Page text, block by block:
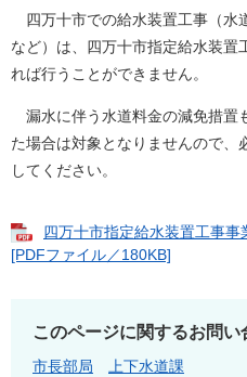
四万十市での給水装置工事（水
など）は、四万十市指定給水装置
れば行うことができません。
漏水に伴う水道料金の減免措置
た場合は対象となりませんので、
してください。​
四万十市指定給水装置工事事
[PDFファイル／180KB]
このページに関するお問い
市長部局
上下水道課